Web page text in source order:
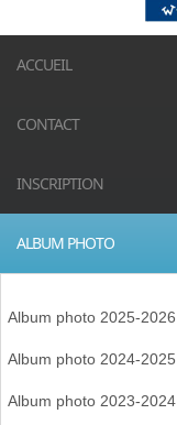
ACCUEIL
CONTACT
INSCRIPTION
ALBUM PHOTO
Album photo 2025-2026
Album photo 2024-2025
Album photo 2023-2024